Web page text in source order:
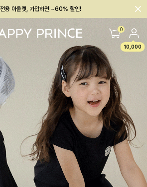
멤버십 최대 28,000원 혜택
0
10,000
BABY[6~12M] 아우터/상의 하의/레깅스